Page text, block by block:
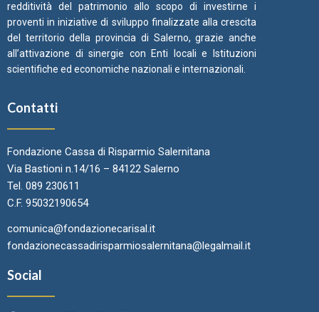
redditività del patrimonio allo scopo di investirne i
proventi in iniziative di sviluppo finalizzate alla crescita
del territorio della provincia di Salerno, grazie anche
all’attivazione di sinergie con Enti locali e Istituzioni
scientifiche ed economiche nazionali e internazionali.
Contatti
Fondazione Cassa di Risparmio Salernitana
Via Bastioni n.14/16 – 84122 Salerno
Tel. 089 230611
C.F. 95032190654
comunica@fondazionecarisal.it
fondazionecassadirisparmiosalernitana@legalmail.it
Social